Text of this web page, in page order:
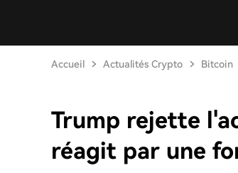
Accueil Actualités Crypto Bitcoin
Trump rejette
réagit par une